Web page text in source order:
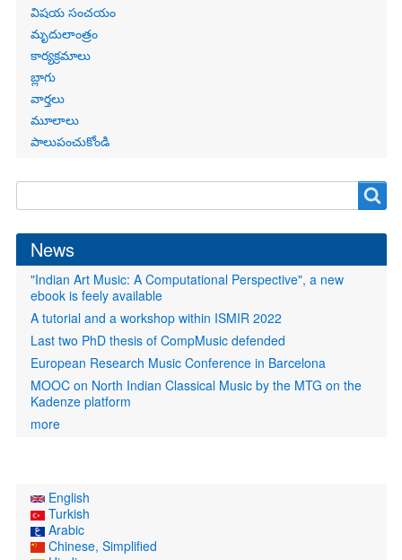
విషయ సంచయం
మృదులాంత్రం
కార్యక్రమాలు
బ్లాగు
వార్తలు
మూలాలు
పాలుపంచుకోండి
form
News
"Indian Art Music: A Computational Perspective", a new
ebook is feely available
A tutorial and a workshop within ISMIR 2022
Last two PhD thesis of CompMusic defended
European Research Music Conference in Barcelona
MOOC on North Indian Classical Music by the MTG on the
Kadenze platform
more
English
Turkish
Arabic
Chinese, Simplified